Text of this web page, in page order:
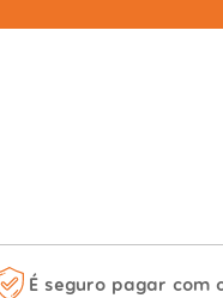
É seguro pagar com